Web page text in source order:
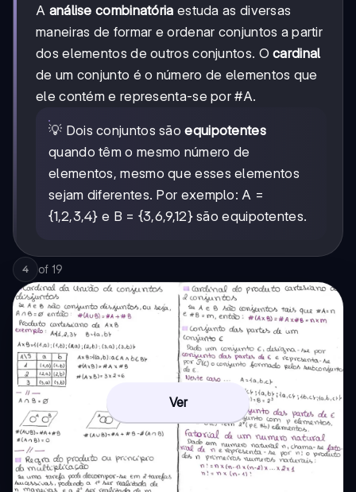
A análise combinatória estuda as diversas
maneiras de formar e ordenar conjuntos a partir
dos elementos de outros conjuntos. Ocardinal
de um conjunto é o número de elementos que
ele contém e representa-se por #A.
💡 Dois conjuntos sãoequipotentes
quando têm o mesmo número de
elementos, mesmo que esses elementos
sejam diferentes. Por exemplo: A =
{1,2,3,4} e B = {3,6,9,12} são equipotentes.
4 of 19
Ver